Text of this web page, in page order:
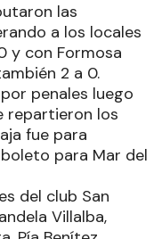
las
a los locales
y con Formosa
2 a 0.
penales luego
repartieron los
fue para
para Mar del
del club San
Villalba,